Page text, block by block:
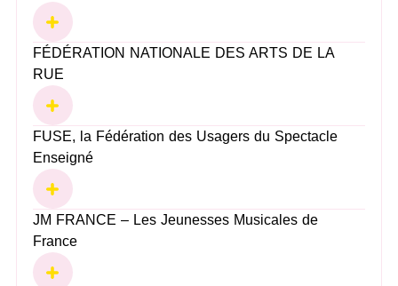
FÉDÉRATION NATIONALE DES ARTS DE LA
RUE
FUSE, la Fédération des Usagers du Spectacle
Enseigné
JM FRANCE – Les Jeunesses Musicales de
France